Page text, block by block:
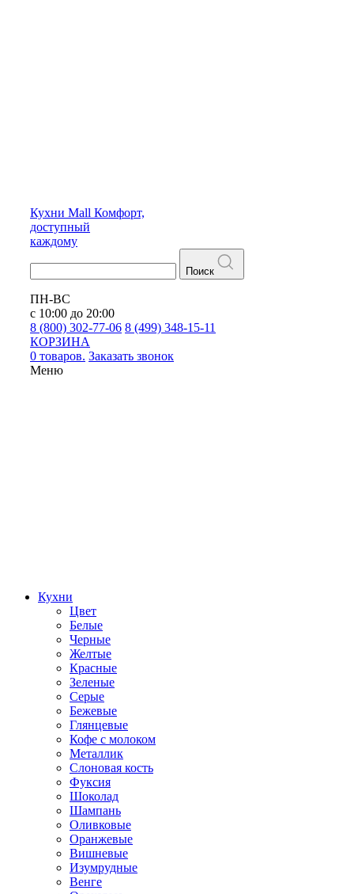
Кухни Mall Комфорт,
доступный
каждому
Поиск
ПН-ВС
с 10:00 до 20:00
8 (800) 302-77-06 8 (499) 348-15-11
КОРЗИНА
0 товаров. Заказать звонок
Меню
Кухни
Цвет
Белые
Черные
Желтые
Красные
Зеленые
Серые
Бежевые
Глянцевые
Кофе с молоком
Металлик
Слоновая кость
Фуксия
Шоколад
Шампань
Оливковые
Оранжевые
Вишневые
Изумрудные
Венге